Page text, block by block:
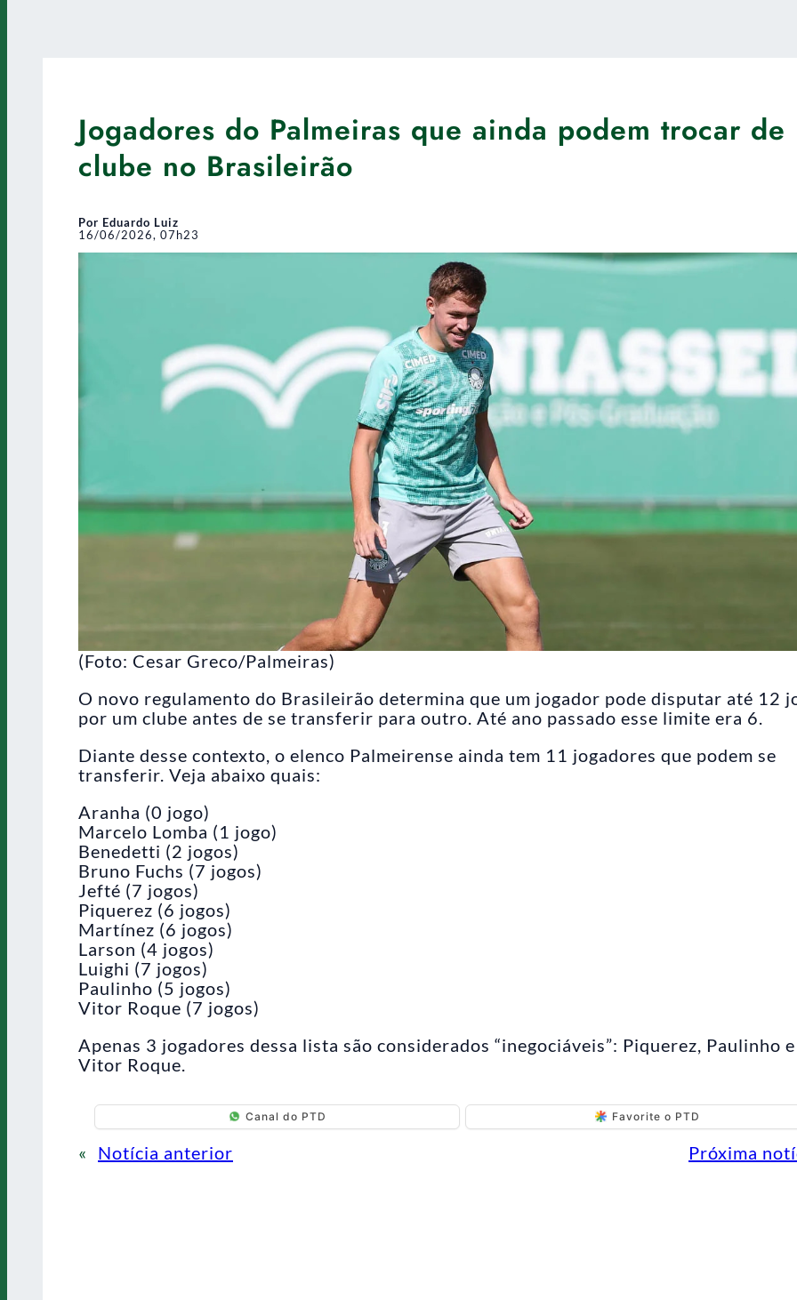
Jogadores do Palmeiras que ainda podem trocar de
clube no Brasileirão
Por Eduardo Luiz
16/06/2026, 07h23
(Foto: Cesar Greco/Palmeiras)
O novo regulamento do Brasileirão determina que um jogador pode disputar até 12
por um clube antes de se transferir para outro. Até ano passado esse limite era 6.
Diante desse contexto, o elenco Palmeirense ainda tem 11 jogadores que podem se
transferir. Veja abaixo quais:
Aranha (0 jogo)
Marcelo Lomba (1 jogo)
Benedetti (2 jogos)
Bruno Fuchs (7 jogos)
Jefté (7 jogos)
Piquerez (6 jogos)
Martínez (6 jogos)
Larson (4 jogos)
Luighi (7 jogos)
Paulinho (5 jogos)
Vitor Roque (7 jogos)
Apenas 3 jogadores dessa lista são considerados “inegociáveis”: Piquerez, Paulinho e
Vitor Roque.
Canal do PTD Favorite o PTD
« Notícia anterior Próxima